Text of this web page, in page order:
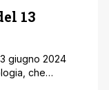
13
giugno 2024
che